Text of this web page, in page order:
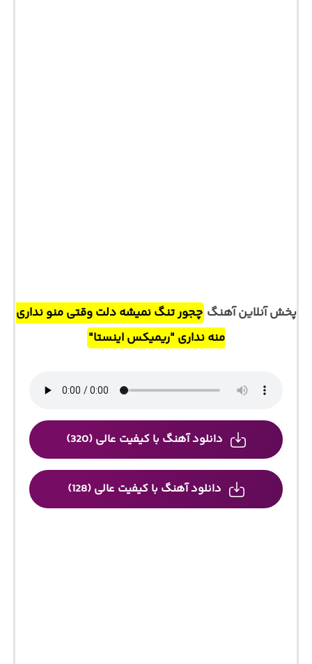
پخش آنلاین آهنگ چجور تنگ نمیشه دلت وقتی منو نداری
منه نداری "ریمیکس اینستا"
دانلود آهنگ با کیفیت عالی (320)
دانلود آهنگ با کیفیت عالی (128)